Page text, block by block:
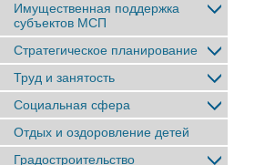
Имущественная поддержка
субъектов МСП
Стратегическое планирование
Труд и занятость
Социальная сфера
Отдых и оздоровление детей
Градостроительство